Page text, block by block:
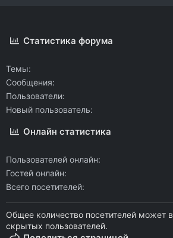
Статистика форума
Темы
Сообщения
Пользователи
Новый пользователь
Онлайн статистика
Пользователей онлайн
Гостей онлайн
Всего посетителей
Общее количество посетителей может
скрытых пользователей.